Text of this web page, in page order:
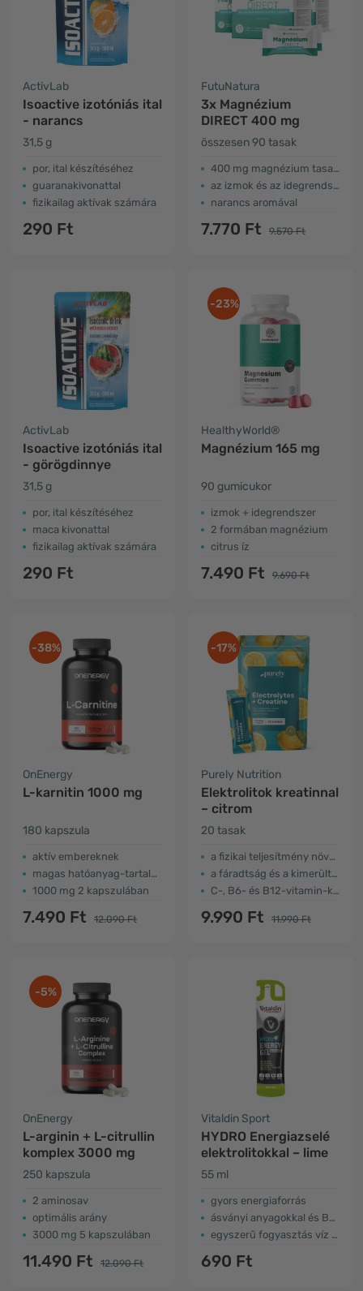
ActivLab
Isoactive izotóniás ital
- narancs
31,5 g
por, ital készítéséhez
guaranakivonattal
fizikailag aktívak számára
290 Ft
FutuNatura
3x Magnézium
DIRECT 400 mg
összesen 90 tasak
400 mg magnézium tasakonként
az izmok és az idegrendszer támogatására
narancs aromával
7.770 Ft 9.570 Ft
ActivLab
Isoactive izotóniás ital
- görögdinnye
31,5 g
por, ital készítéséhez
maca kivonattal
fizikailag aktívak számára
290 Ft
-23%
HealthyWorld®
Magnézium 165 mg
90 gumicukor
izmok + idegrendszer
2 formában magnézium
citrus íz
7.490 Ft 9.690 Ft
-38%
OnEnergy
L-karnitin 1000 mg
180 kapszula
aktív embereknek
magas hatóanyag-tartalom
1000 mg 2 kapszulában
7.490 Ft 12.090 Ft
-17%
Purely Nutrition
Elektrolitok kreatinnal
– citrom
20 tasak
a fizikai teljesítmény növelése
a fáradtság és a kimerültség csökkentése
C-, B6- és B12-vitamin-kiegészítés
9.990 Ft 11.990 Ft
-5%
OnEnergy
L-arginin + L-citrullin
komplex 3000 mg
250 kapszula
2 aminosav
optimális arány
3000 mg 5 kapszulában
11.490 Ft 12.090 Ft
Vitaldin Sport
HYDRO Energiazselé
elektrolitokkal – lime
55 ml
gyors energiaforrás
ásványi anyagokkal és B6-vitaminnal
egyszerű fogyasztás víz nélkül
690 Ft